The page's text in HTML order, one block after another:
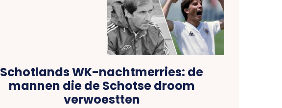
Schotlands WK-nachtmerries: de
mannen die de Schotse droom
verwoestten